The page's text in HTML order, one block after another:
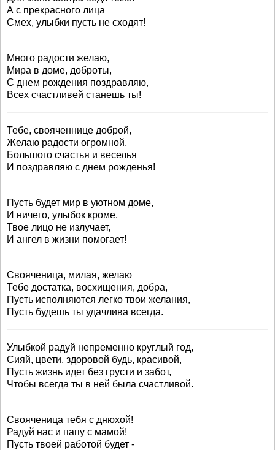
А с прекрасного лица
Смех, улыбки пусть не сходят!
Много радости желаю,
Мира в доме, доброты,
С днем рождения поздравляю,
Всех счастливей станешь ты!
Тебе, свояченнице доброй,
Желаю радости огромной,
Большого счастья и веселья
И поздравляю с днем рожденья!
Пусть будет мир в уютном доме,
И ничего, улыбок кроме,
Твое лицо не излучает,
И ангел в жизни помогает!
Свояченица, милая, желаю
Тебе достатка, восхищения, добра,
Пусть исполняются легко твои желания,
Пусть будешь ты удачлива всегда.
Улыбкой радуй непременно круглый год,
Сияй, цвети, здоровой будь, красивой,
Пусть жизнь идет без грусти и забот,
Чтобы всегда ты в ней была счастливой.
Свояченица тебя с днюхой!
Радуй нас и папу с мамой!
Пусть твоей работой будет -